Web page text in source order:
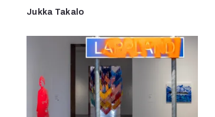
Jukka Takalo